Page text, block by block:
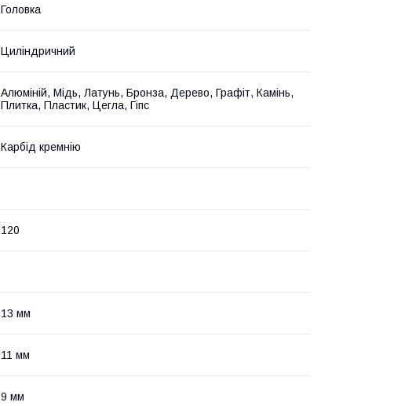
Головка
Циліндричний
Алюміній, Мідь, Латунь, Бронза, Дерево, Графіт, Камінь,
Плитка, Пластик, Цегла, Гіпс
Карбід кремнію
120
13 мм
11 мм
9 мм